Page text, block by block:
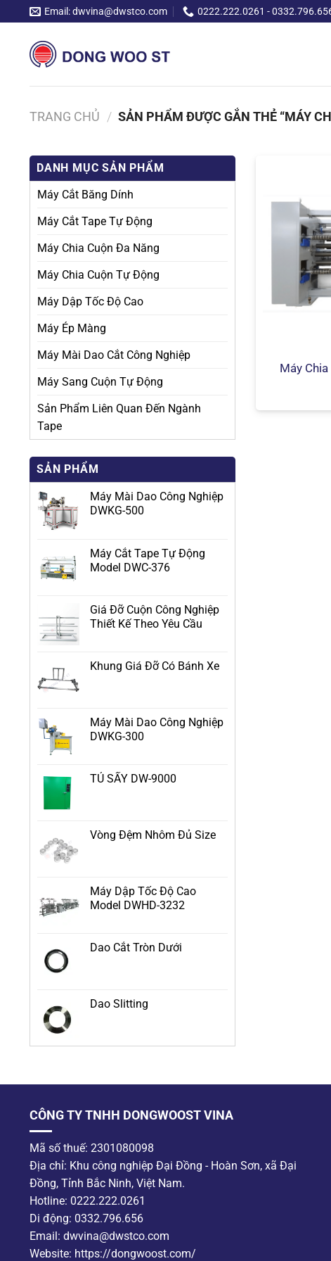
Chuyển
đến
Email: dwvina@dwstco.com 0222.222.0261 -
TRANG CHỦ / SẢN PHẨM ĐƯỢC GẮN THẺ “MÁY
DANH MỤC SẢN PHẨM
Máy Cắt Băng Dính
Máy Cắt Tape Tự Động
Máy Chia Cuộn Đa Năng
Máy Chia Cuộn Tự Động
Máy Dập Tốc Độ Cao
Máy Ép Màng
Máy Mài Dao Cắt Công Nghiệp
Máy Sang Cuộn Tự Động
Sản Phẩm Liên Quan Đến Ngành
Tape
SẢN PHẨM
Máy Mài Dao Công Nghiệp
DWKG-500
Máy Cắt Tape Tự Động
Model DWC-376
Giá Đỡ Cuộn Công Nghiệp
Thiết Kế Theo Yêu Cầu
Khung Giá Đỡ Có Bánh Xe
Máy Mài Dao Công Nghiệp
DWKG-300
TỦ SẤY DW-9000
Vòng Đệm Nhôm Đủ Size
Máy Dập Tốc Độ Cao
Model DWHD-3232
Dao Cắt Tròn Dưới
Dao Slitting
Máy
CÔNG TY TNHH DONGWOOST VINA
Mã số thuế: 2301080098
Địa chỉ: Khu công nghiệp Đại Đồng - Hoàn Sơn, xã Đại
Đồng, Tỉnh Bắc Ninh, Việt Nam.
Hotline: 0222.222.0261
Di động: 0332.796.656
Email: dwvina@dwstco.com
Website: https://dongwoost.com/